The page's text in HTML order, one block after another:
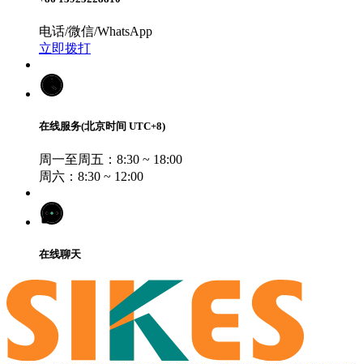
电话/微信/WhatsApp
立即拨打
在线服务(北京时间 UTC+8)
周一至周五：8:30 ~ 18:00
周六：8:30 ~ 12:00
在线聊天